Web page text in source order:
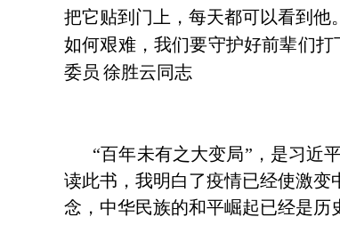
把它贴到门上，每天都可以看到
如何艰难，我们要守护好前辈们
委员 徐胜云同志
“百年未有之大变局”，是习近
读此书，我明白了疫情已经使激
念，中华民族的和平崛起已经是历